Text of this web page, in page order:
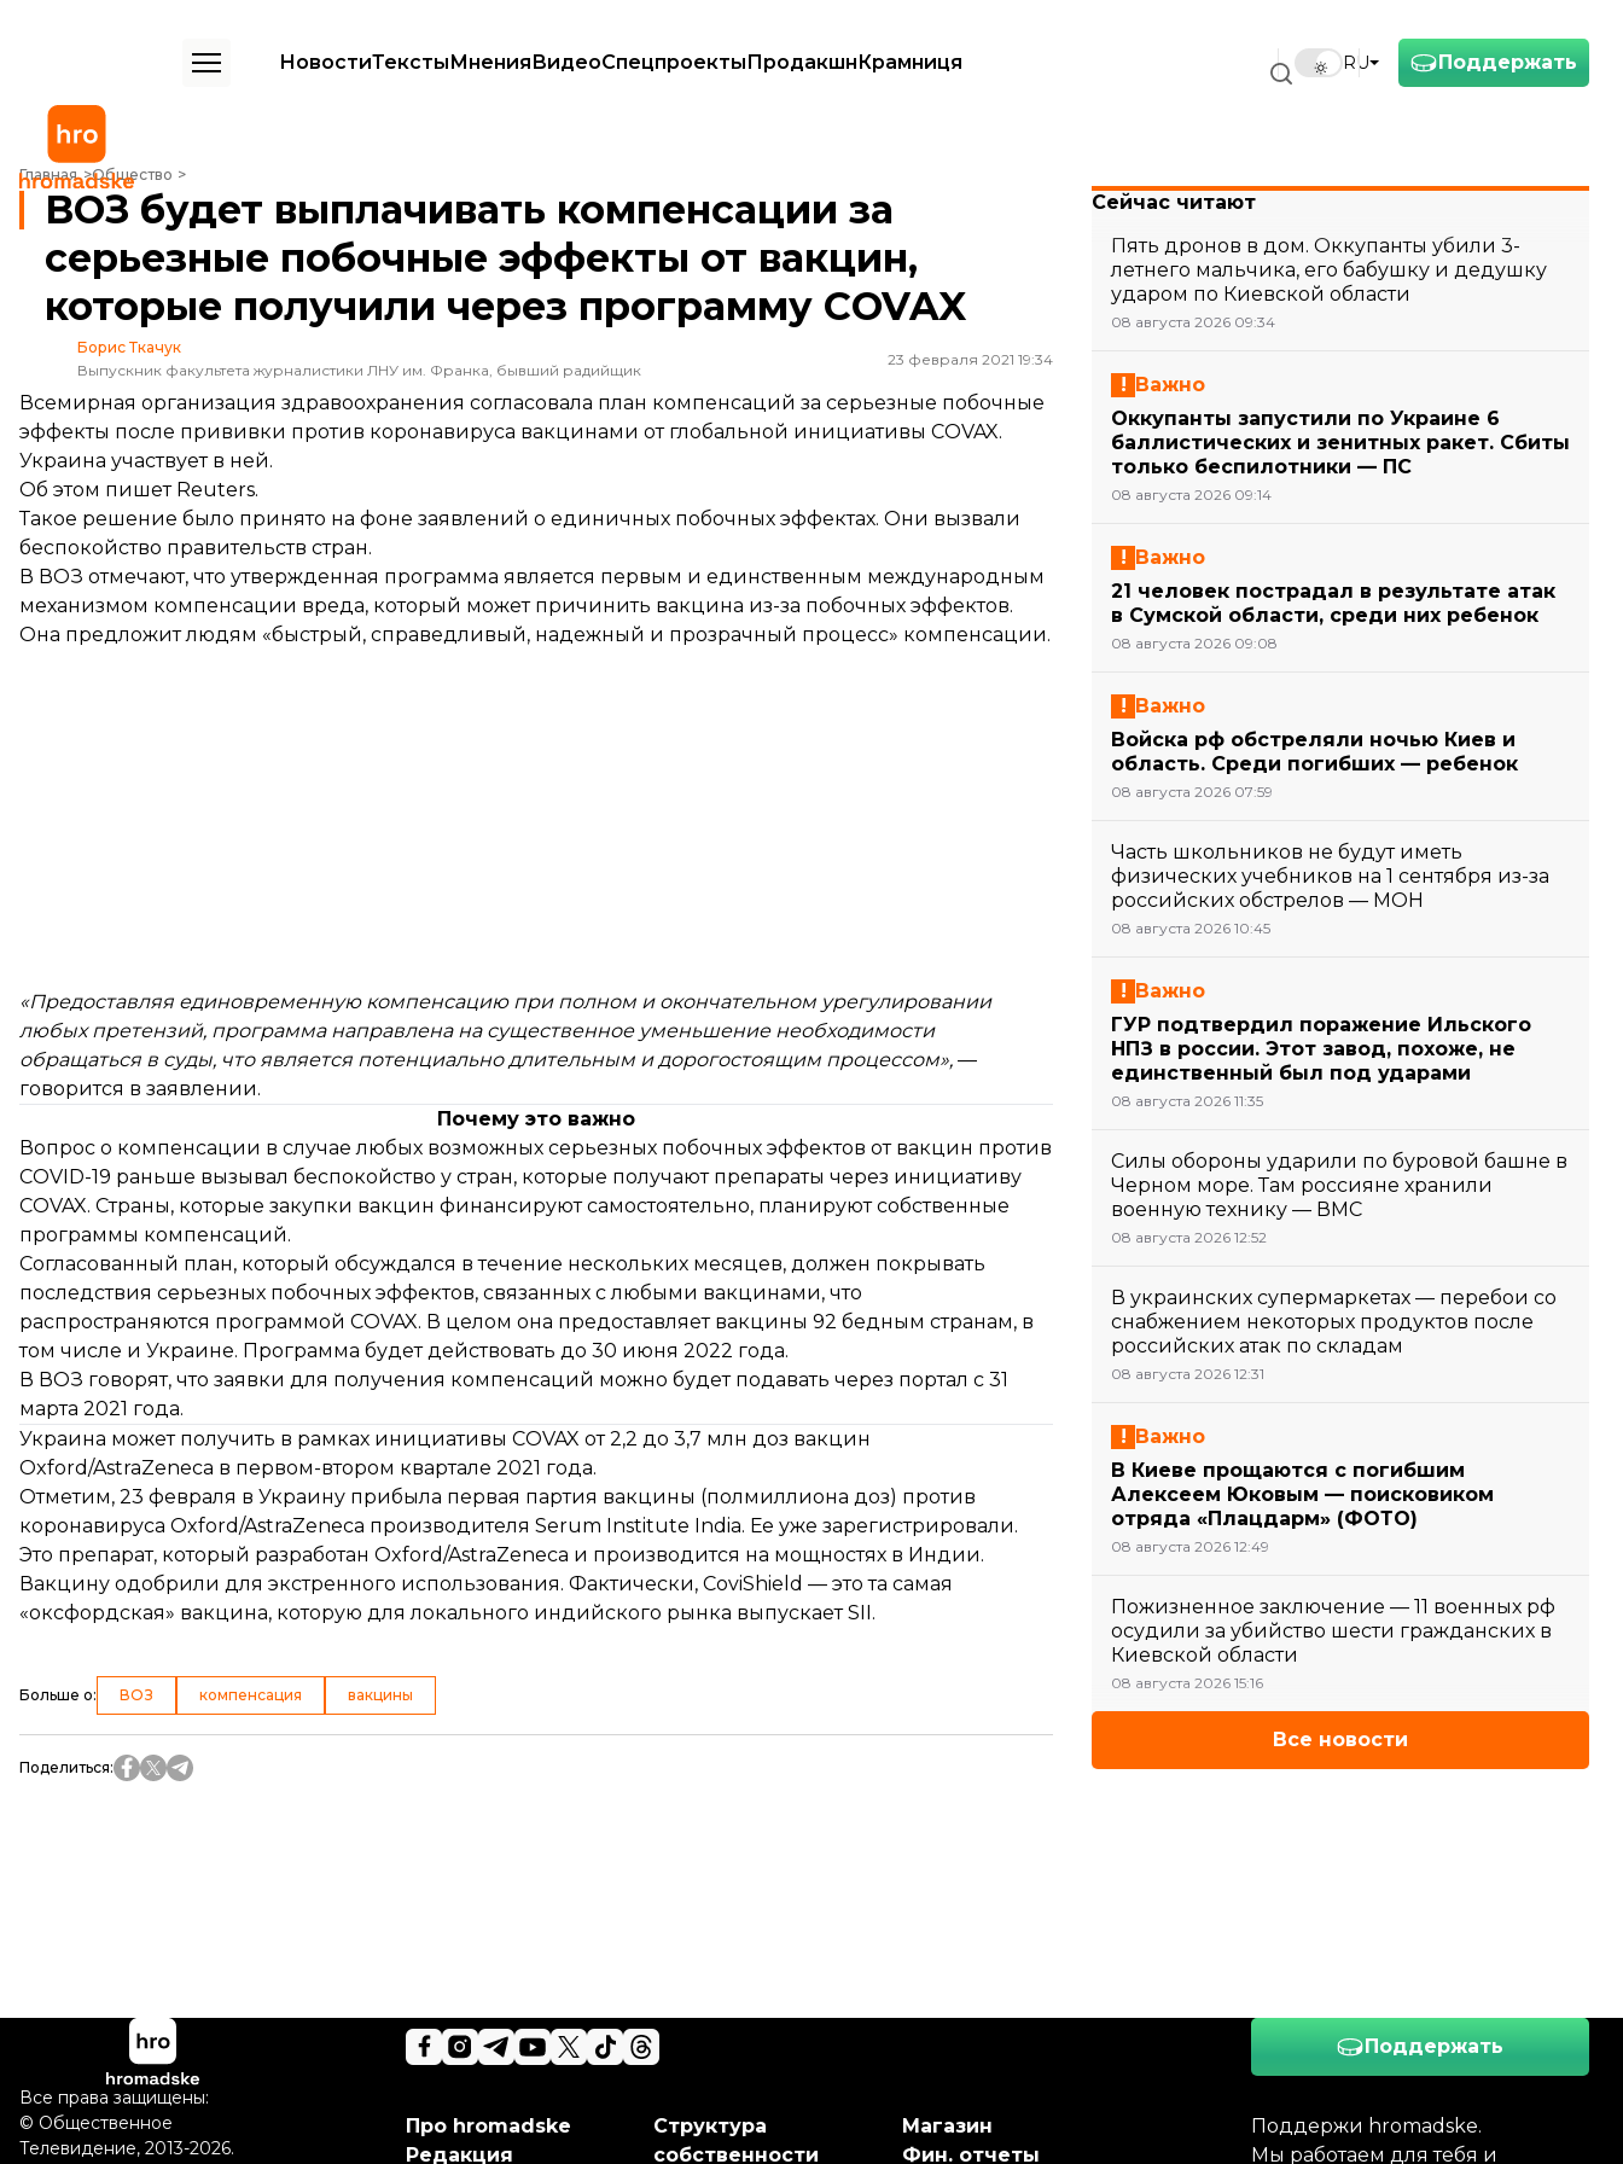
Поддержать
RU
НовостиТекстыМненияВидеоСпецпроектыПродакшнКрамниця
Главная Общество
ВОЗ будет выплачивать компенсации за серьезные побочные эффекты от вакцин, которые получили через программу COVAX
ВОЗ будет выплачивать компенсации за
серьезные побочные эффекты от вакцин,
которые получили через программу COVAX
Борис Ткачук
Выпускник факультета журналистики ЛНУ им. Франка, бывший радийщик
23 февраля 2021 19:34
Всемирная организация здравоохранения согласовала план компенсаций за серьезные побочные
эффекты после прививки против коронавируса вакцинами от глобальной инициативы COVAX.
Украина участвует в ней.
Об этом пишетReuters.
Такое решение было принято на фоне заявлений о единичных побочных эффектах. Они вызвали
беспокойство правительств стран.
В ВОЗ отмечают, что утвержденная программа является первым и единственным международным
механизмом компенсации вреда, который может причинить вакцина из-за побочных эффектов.
Она предложит людям «быстрый, справедливый, надежный и прозрачный процесс» компенсации.
«Предоставляя единовременную компенсацию при полном и окончательном урегулировании
любых претензий, программа направлена на существенное уменьшение необходимости
обращаться в суды, что является потенциально длительным и дорогостоящим процессом», —
говорится в заявлении.
Почему это важно
Вопрос о компенсации в случае любых возможных серьезных побочных эффектов от вакцин против
COVID-19 раньше вызывал беспокойство у стран, которые получают препараты через инициативу
COVAX. Страны, которые закупки вакцин финансируют самостоятельно, планируют собственные
программы компенсаций.
Согласованный план, который обсуждался в течение нескольких месяцев, должен покрывать
последствия серьезных побочных эффектов, связанных с любыми вакцинами, что
распространяются программой COVAX. В целом она предоставляет вакцины 92 бедным странам, в
том числе и Украине. Программа будет действовать до 30 июня 2022 года.
В ВОЗ говорят, что заявки для получения компенсаций можно будет подавать через портал с 31
марта 2021 года.
Украина может получить в рамках инициативы COVAX от 2,2 до 3,7 млн доз вакцин
Oxford/AstraZeneca в первом-втором квартале 2021 года.
Отметим, 23 февраля в Украину прибыла первая партия вакцины (полмиллиона доз) против
коронавируса Oxford/AstraZeneca производителя Serum Institute India. Ее уже зарегистрировали.
Это препарат, который разработан Oxford/AstraZeneca и производится на мощностях в Индии.
Вакцину одобрили для экстренного использования. Фактически, CoviShield — это та самая
«оксфордская» вакцина, которую для локального индийского рынка выпускает SII.
Больше о: ВОЗ компенсация вакцины
Поделиться:
Сейчас читают
Пять дронов в дом. Оккупанты убили 3-
летнего мальчика, его бабушку и дедушку
ударом по Киевской области
08 августа 2026 09:34
Важно
Оккупанты запустили по Украине 6
баллистических и зенитных ракет. Сбиты
только беспилотники — ПС
08 августа 2026 09:14
Важно
21 человек пострадал в результате атак
в Сумской области, среди них ребенок
08 августа 2026 09:08
Важно
Войска рф обстреляли ночью Киев и
область. Среди погибших — ребенок
08 августа 2026 07:59
Часть школьников не будут иметь
физических учебников на 1 сентября из-за
российских обстрелов — МОН
08 августа 2026 10:45
Важно
ГУР подтвердил поражение Ильского
НПЗ в россии. Этот завод, похоже, не
единственный был под ударами
08 августа 2026 11:35
Силы обороны ударили по буровой башне в
Черном море. Там россияне хранили
военную технику — ВМС
08 августа 2026 12:52
В украинских супермаркетах — перебои со
снабжением некоторых продуктов после
российских атак по складам
08 августа 2026 12:31
Важно
В Киеве прощаются с погибшим
Алексеем Юковым — поисковиком
отряда «Плацдарм» (ФОТО)
08 августа 2026 12:49
Пожизненное заключение — 11 военных рф
осудили за убийство шести гражданских в
Киевской области
08 августа 2026 15:16
Все новости
Поддержать
Поддержи hromadske.
Мы работаем для тебя и
Про hromadske
Редакция
Структура
собственности
Магазин
Фин. отчеты
Все права защищены:
© Общественное
Телевидение, 2013-2026.